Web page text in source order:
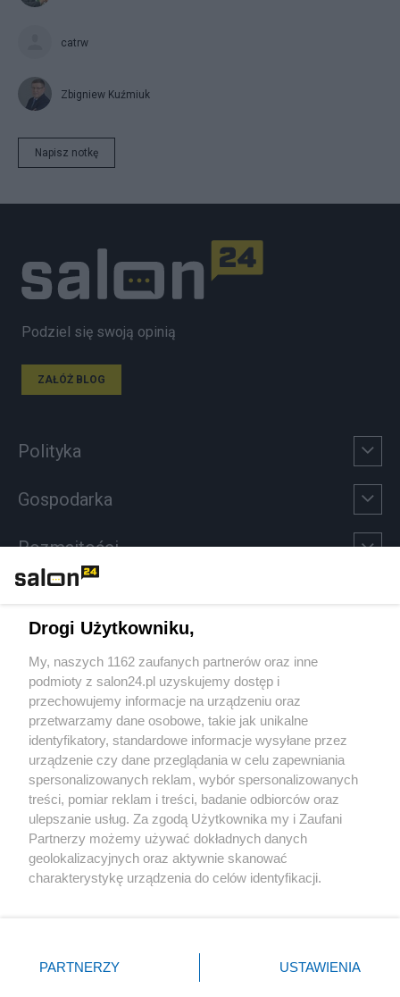
catrw
Zbigniew Kuźmiuk
Napisz notkę
Podziel się swoją opinią
ZAŁÓŻ BLOG
Polityka
Gospodarka
Rozmaitości
Sport
Społeczeństwo
Kultura
X Facebook Instagram Youtube
Drogi Użytkowniku,
My, naszych 1162 zaufanych partnerów oraz inne
podmioty z salon24.pl uzyskujemy dostęp i
przechowujemy informacje na urządzeniu oraz
przetwarzamy dane osobowe, takie jak unikalne
identyfikatory, standardowe informacje wysyłane przez
urządzenie czy dane przeglądania w celu zapewniania
spersonalizowanych reklam, wybór spersonalizowanych
treści, pomiar reklam i treści, badanie odbiorców oraz
ulepszanie usług. Za zgodą Użytkownika my i Zaufani
Partnerzy możemy używać dokładnych danych
geolokalizacyjnych oraz aktywnie skanować
charakterystykę urządzenia do celów identyfikacji.
zmienić/wycofać klikając przycisk ustawień prywatności
znajdujący się w lewym dolnym rogu strony
PARTNERZY USTAWIENIA